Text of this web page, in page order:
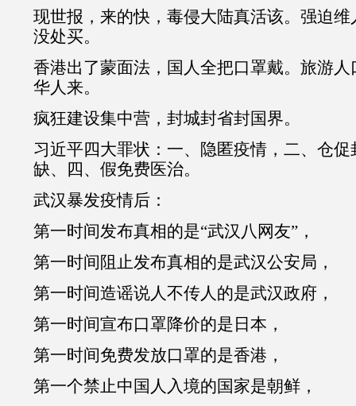
现世报，来的快，毒侵大陆真活该。强迫
没处买。
香港出了蒙面法，国人全把口罩戴。旅游
华人来。
疯狂建设集中营，封城封省封国界。
习近平四大罪状：一、隐匿疫情，二、仓
缺、四、假免费医治。
武汉暴发疫情后：
第一时间发布真相的是“武汉八网友”，
第一时间阻止发布真相的是武汉公安局，
第一时间造谣说人不传人的是武汉政府，
第一时间宣布口罩降价的是日本，
第一时间免费发放口罩的是香港，
第一个禁止中国人入境的国家是朝鲜，